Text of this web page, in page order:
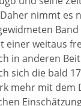
nimmt es
weitaus
in anderen
sich die bald
mehr mit dem